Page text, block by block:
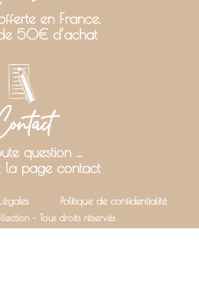
en France,
50€ d’achat
question …
la page contact
Politique de confidentialité
– Tous droits réservés